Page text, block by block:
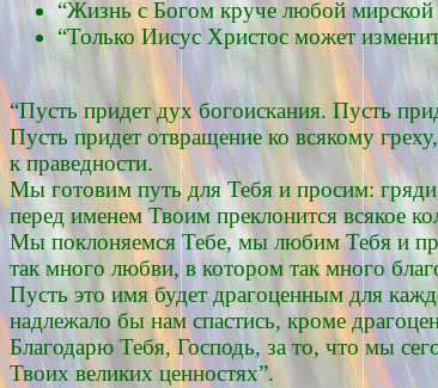
“Жизнь с Богом круче любой мирской
“Только Иисус Христос может
“Пусть придет дух богоискания. Пусть
Пусть придет отвращение ко всякому
к праведности.
Мы готовим путь для Тебя и просим:
перед именем Твоим преклонится всякое
Мы поклоняемся Тебе, мы любим Тебя и
так много любви, в котором так много
Пусть это имя будет драгоценным для
надлежало бы нам спастись, кроме
Благодарю Тебя, Господь, за то, что мы
Твоих великих ценностях”.